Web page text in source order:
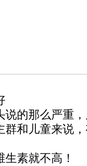
说的那么严重
群和儿童来说
素就不高！